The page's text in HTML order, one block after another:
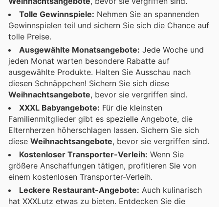
Tolle Gewinnspiele: Nehmen Sie an spannenden
Gewinnspielen teil und sichern Sie sich die Chance auf
tolle Preise.
Ausgewählte Monatsangebote: Jede Woche und
jeden Monat warten besondere Rabatte auf
ausgewählte Produkte. Halten Sie Ausschau nach
diesen Schnäppchen! Sichern Sie sich diese
Weihnachtsangebote, bevor sie vergriffen sind.
XXXL Babyangebote: Für die kleinsten
Familienmitglieder gibt es spezielle Angebote, die
Elternherzen höherschlagen lassen. Sichern Sie sich
diese Weihnachtsangebote, bevor sie vergriffen sind.
Kostenloser Transporter-Verleih: Wenn Sie
größere Anschaffungen tätigen, profitieren Sie von
einem kostenlosen Transporter-Verleih.
Leckere Restaurant-Angebote: Auch kulinarisch
hat XXXLutz etwas zu bieten. Entdecken Sie die